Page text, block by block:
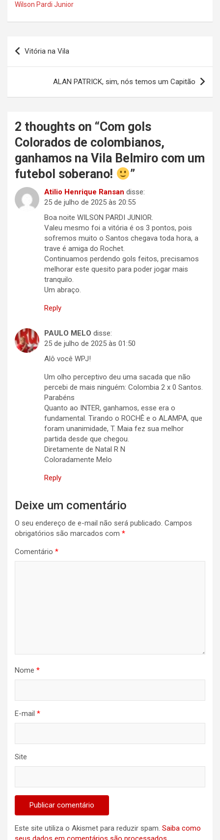
Wilson Pardi Junior
Navegação
de
Vitória na Vila
ALAN PATRICK, sim, nós temos um Capitão
2 thoughts on “Com gols
Colorados de colombianos,
ganhamos na Vila Belmiro com um
futebol soberano!
”
Atilio Henrique Ransan disse:
25 de julho de 2025 às 20:55
Boa noite WILSON PARDI JUNIOR.
Valeu mesmo foi a vitória é os 3 pontos, pois
sofremos muito o Santos chegava toda hora, a
trave é amiga do Rochet.
Continuamos perdendo gols feitos, precisamos
melhorar este quesito para poder jogar mais
tranquilo.
Um abraço.
Reply
PAULO MELO disse:
25 de julho de 2025 às 01:50
Alô você WPJ!
Um olho perceptivo deu uma sacada que não
percebi de mais ninguém: Colombia 2 x 0 Santos.
Parabéns
Quanto ao INTER, ganhamos, esse era o
fundamental. Tirando o ROCHÊ e o ALAMPA, que
foram unanimidade, T. Maia fez sua melhor
partida desde que chegou.
Diretamente de Natal R N
Coloradamente Melo
Reply
Deixe um comentário
O seu endereço de e-mail não será publicado. Campos
obrigatórios são marcados com *
Comentário *
Nome *
E-mail *
Site
Este site utiliza o Akismet para reduzir spam. Saiba como